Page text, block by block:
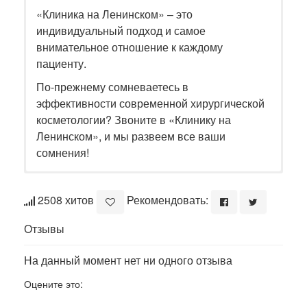
«Клиника на Ленинском» – это
индивидуальный подход и самое
внимательное отношение к каждому
пациенту.
По-прежнему сомневаетесь в
эффективности современной хирургической
косметологии? Звоните в «Клинику на
Ленинском», и мы развеем все ваши
сомнения!
2508 хитов
Рекомендовать:
Отзывы
На данный момент нет ни одного отзыва
Оцените это: